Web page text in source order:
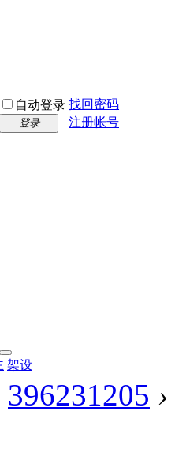
自动登录 找回密码
登录 注册帐号
架设
396231205 ›